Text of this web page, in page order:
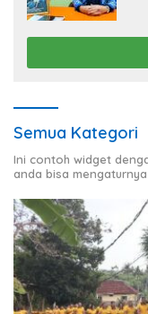
Semua Kategori
Ini contoh widget
anda bisa